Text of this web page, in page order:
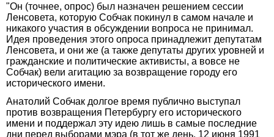
"Он (точнее, опрос) был назначен решением сессии
Ленсовета, которую Собчак покинул в самом начале и
никакого участия в обсуждении вопроса не принимал.
Идея проведения этого опроса принадлежит депутатам
Ленсовета, и они же (а также депутаты других уровней и
гражданские и политические активисты, а вовсе не
Собчак) вели агитацию за возвращение городу его
исторического имени.
Анатолий Собчак долгое время публично выступал
против возвращения Петербургу его исторического
имени и поддержал эту идею лишь в самые последние
дни перед выборами мэра (в тот же день, 12 июня 1991